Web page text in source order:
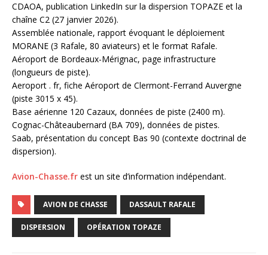
CDAOA, publication LinkedIn sur la dispersion TOPAZE et la
chaîne C2 (27 janvier 2026).
Assemblée nationale, rapport évoquant le déploiement
MORANE (3 Rafale, 80 aviateurs) et le format Rafale.
Aéroport de Bordeaux-Mérignac, page infrastructure
(longueurs de piste).
Aeroport . fr, fiche Aéroport de Clermont-Ferrand Auvergne
(piste 3015 x 45).
Base aérienne 120 Cazaux, données de piste (2400 m).
Cognac-Châteaubernard (BA 709), données de pistes.
Saab, présentation du concept Bas 90 (contexte doctrinal de
dispersion).
Avion-Chasse.fr est un site d’information indépendant.
AVION DE CHASSE DASSAULT RAFALE
DISPERSION OPÉRATION TOPAZE